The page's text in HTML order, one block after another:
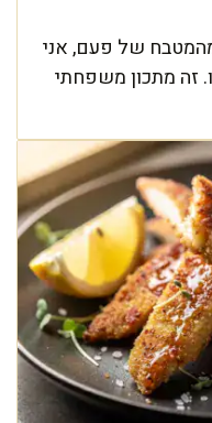
של פעם, אני
זה מתכון משפחתי